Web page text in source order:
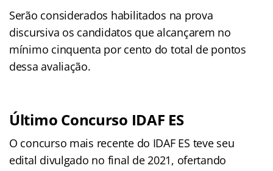
Serão considerados habilitados na prova
discursiva os candidatos que alcançarem no
mínimo cinquenta por cento do total de pontos
dessa avaliação.
Último Concurso IDAF ES
O concurso mais recente do IDAF ES teve seu
edital divulgado no final de 2021, ofertando